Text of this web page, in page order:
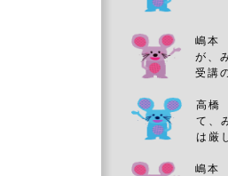
嶋本
が、
受講
高橋
て、
は厳
嶋本